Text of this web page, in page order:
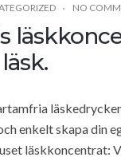
NO
enkelt skapa din
läskkoncentrat: